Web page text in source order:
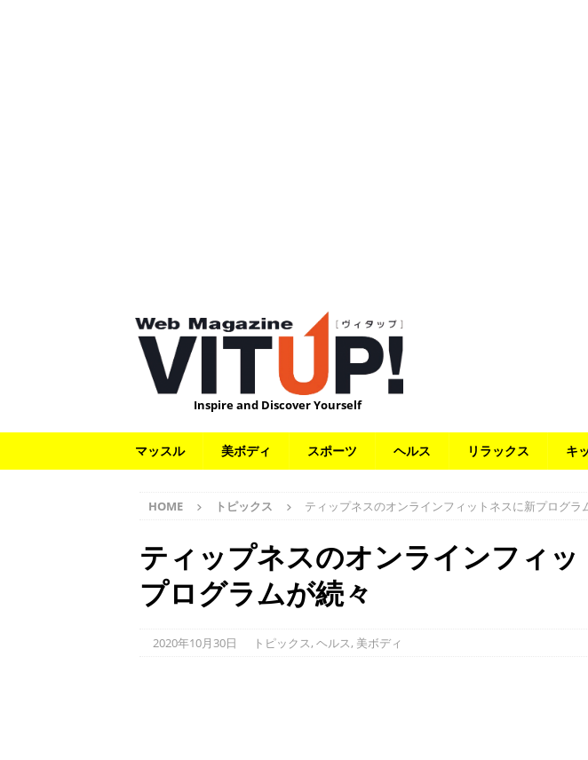
Inspire and Discover Yourself
マッスル 美ボディ スポーツ ヘルス リラックス キ
HOME トピックス ティップネスのオンラインフィットネスに新プログラ
ティップネスのオンラインフィ
プログラムが続々
2020年10月30日 トピックス, ヘルス, 美ボディ